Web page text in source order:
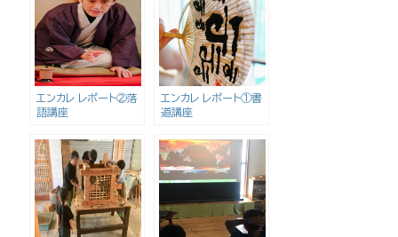
エンカレ レポート②落
語講座
エンカレ レポート①書
道講座